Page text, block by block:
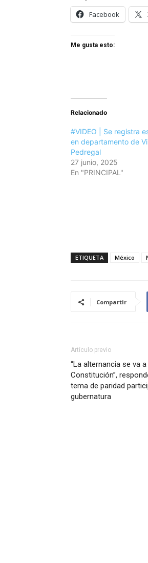
Facebook
Me gusta esto:
Relacionado
#VIDEO | Se registra
en departamento de
Pedregal
27 junio, 2025
En "PRINCIPAL"
ETIQUETA México
Compartir
Artículo previo
“La alternancia se va
Constitución”,
tema de paridad
gubernatura